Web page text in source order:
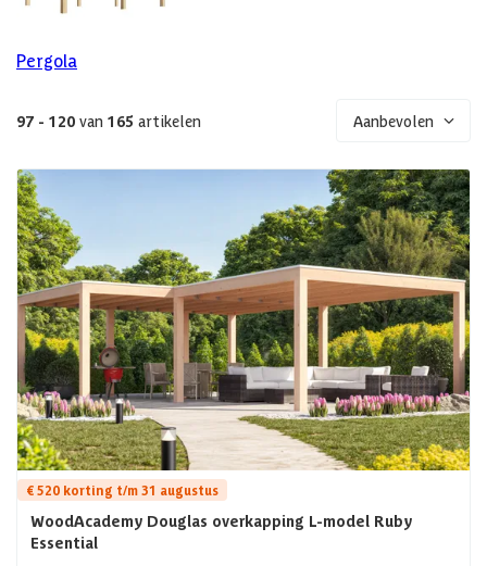
Pergola
97 - 120 van 165 artikelen Aanbevolen
€ 520 korting t/m 31 augustus
WoodAcademy Douglas overkapping L-model Ruby
Essential